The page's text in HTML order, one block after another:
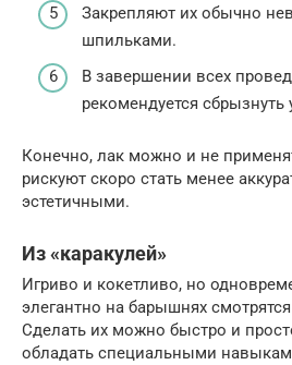
Закрепляют их обычно
шпильками.
В завершении всех
рекомендуется сбрызнуть
Конечно, лак можно и не
рискуют скоро стать менее
эстетичными.
Из «каракулей»
Игриво и кокетливо, но
элегантно на барышнях
Сделать их можно быстро и
обладать специальными